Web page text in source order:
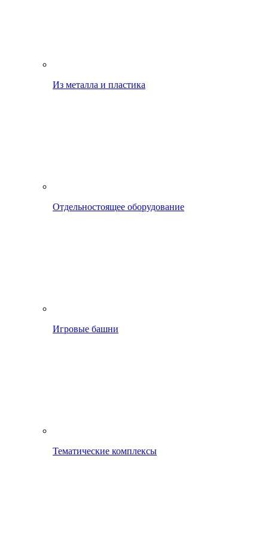
Из металла и пластика
Отдельностоящее оборудование
Игровые башни
Тематические комплексы